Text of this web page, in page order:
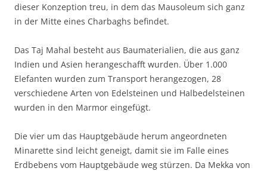
dieser Konzeption treu, in dem das Mausoleum sich ganz
in der Mitte eines Charbaghs befindet.
Das Taj Mahal besteht aus Baumaterialien, die aus ganz
Indien und Asien herangeschafft wurden. Über 1.000
Elefanten wurden zum Transport herangezogen, 28
verschiedene Arten von Edelsteinen und Halbedelsteinen
wurden in den Marmor eingefügt.
Die vier um das Hauptgebäude herum angeordneten
Minarette sind leicht geneigt, damit sie im Falle eines
Erdbebens vom Hauptgebäude weg stürzen. Da Mekka von